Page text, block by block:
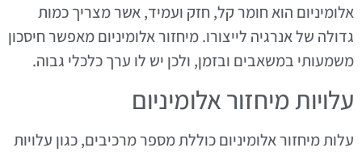
אלומיניום הוא חומר קל, חזק ועמיד, אשר מצריך כמות
גדולה של אנרגיה לייצורו. מיחזור אלומיניום מאפשר חיסכון
משמעותי במשאבים ובזמן, ולכן יש לו ערך כלכלי גבוה.
עלויות מיחזור אלומיניום
עלות מיחזור אלומיניום כוללת מספר מרכיבים, כגון עלויות